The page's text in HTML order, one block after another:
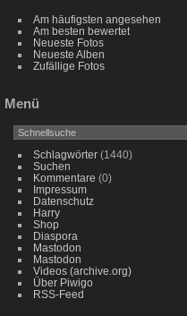
Am häufigsten angesehen
Am besten bewertet
Neueste Fotos
Neueste Alben
Zufällige Fotos
Menü
Schlagwörter(1440)
Suchen
Kommentare (0)
Impressum
Datenschutz
Harry
Shop
Diaspora
Mastodon
Mastodon
Videos (archive.org)
Über Piwigo
RSS-Feed